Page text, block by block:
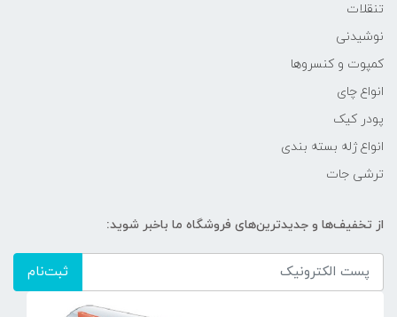
تنقلات
نوشیدنی
کمپوت و کنسروها
انواع چای
پودر کیک
انواع ژله بسته بندی
ترشی جات
از تخفیف‌ها و جدیدترین‌های فروشگاه ما باخبر شوید:
ثبت‌نام